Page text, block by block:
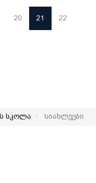
20 21 22
სკოლა სიახლეები